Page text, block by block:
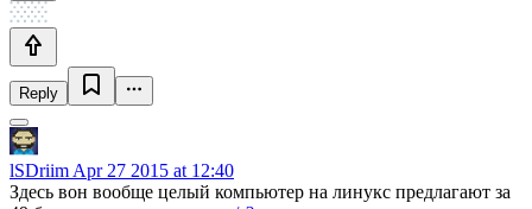
Reply
lSDriim Apr 27 2015 at 12:40
Здесь вон вообще целый компьютер на линукс предлагают за